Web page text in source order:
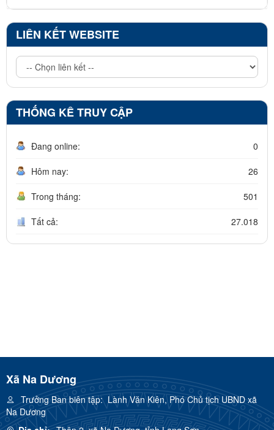
LIÊN KẾT WEBSITE
THỐNG KÊ TRUY CẬP
Đang online: 0
Hôm nay: 26
Trong tháng: 501
Tất cả: 27.018
Xã Na Dương
Trưởng Ban biên tập:Lành Văn Kiên, Phó Chủ tịch UBND xã
Na Dương